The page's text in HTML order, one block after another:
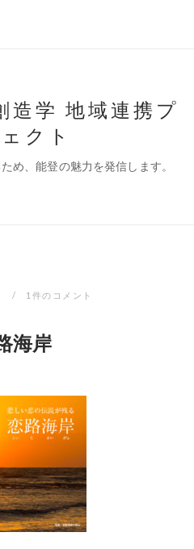
造学 地域連携プ
クト
め、能登の魅力を発信します。
1件のコメント
海岸